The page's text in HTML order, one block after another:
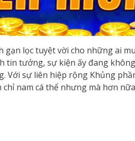
lọc tuyệt vời cho những ai
tin tưởng, sự kiện ấy đang
Với sự liên hiệp rộng Khủng
nam cá thể nhưng mà hơn